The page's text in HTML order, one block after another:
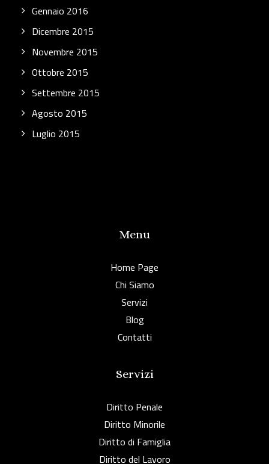
Gennaio 2016
Dicembre 2015
Novembre 2015
Ottobre 2015
Settembre 2015
Agosto 2015
Luglio 2015
Menu
Home Page
Chi Siamo
Servizi
Blog
Contatti
Servizi
Diritto Penale
Diritto Minorile
Diritto di Famiglia
Diritto del Lavoro